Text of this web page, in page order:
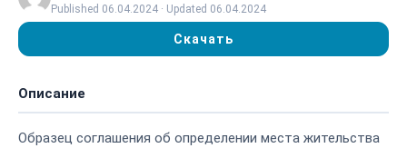
Published 06.04.2024 · Updated 06.04.2024
Скачать
Описание
Образец соглашения об определении места жительства